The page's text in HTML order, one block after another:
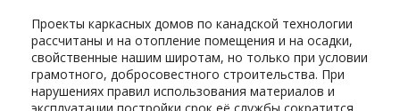
Проекты каркасных домов по канадской технологии
рассчитаны и на отопление помещения и на осадки,
свойственные нашим широтам, но только при условии
грамотного, добросовестного строительства. При
нарушениях правил использования материалов и